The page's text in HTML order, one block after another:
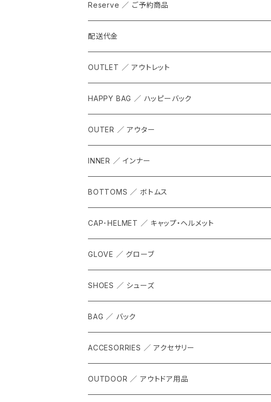
Reserve ／ ご予約商品
配送代金
OUTLET ／ アウトレット
HAPPY BAG ／ ハッピーバック
OUTER ／ アウター
INNER ／ インナー
BOTTOMS ／ ボトムス
CAP･HELMET ／ キャップ・ヘルメット
GLOVE ／ グローブ
SHOES ／ シューズ
BAG ／ バック
ACCESORRIES ／ アクセサリー
OUTDOOR ／ アウトドア用品